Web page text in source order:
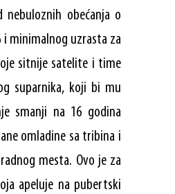
nebuloznih obećanja o
i minimalnog uzrasta za
sitnije satelite i time
suparnika, koji bi mu
smanji na 16 godina
omladine sa tribina i
mesta. Ovo je za
apeluje na pubertski